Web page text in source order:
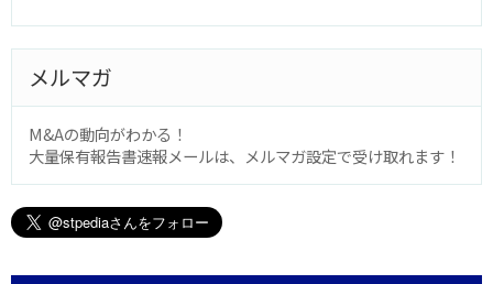
メルマガ
M&Aの動向がわかる！
大量保有報告書速報メールは、メルマガ設定で受け取れます！